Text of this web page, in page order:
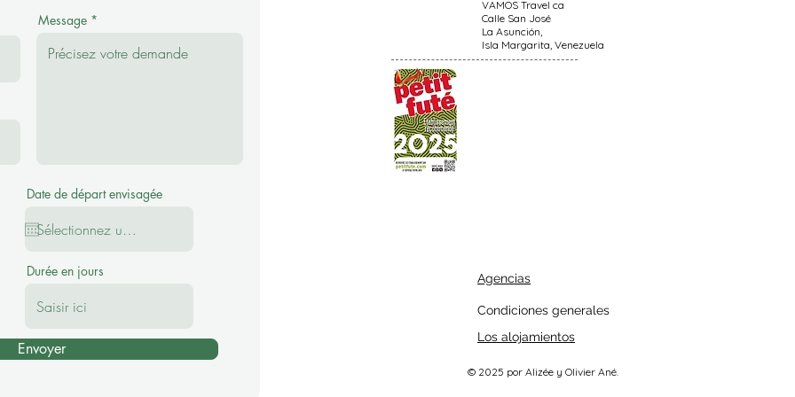
Message
Date de départ envisagée
Durée en jours
Envoyer
VAMOS Travel ca
Calle San José
La Asunción,
Isla Margarita, Venezuela
Agencias
Condiciones generales
Los alojamientos
© 2025 por Alizée y Olivier Ané.